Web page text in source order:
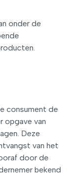
onder de
consument de
opgave van
Deze
van het
door de
bekend